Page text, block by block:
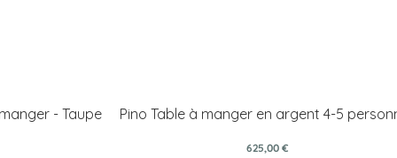
- Taupe Pino Table à manger en argent 4-5
625,00 €